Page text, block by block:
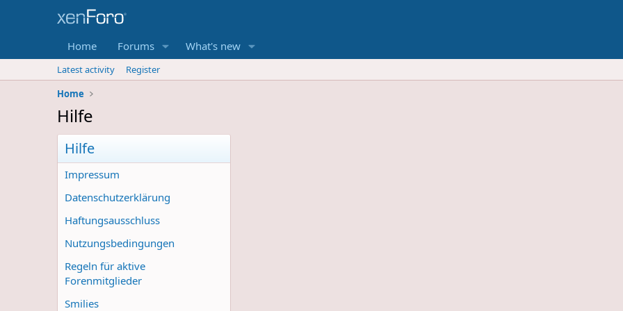
Home Forums What's new
Latest activity
Register
Home
Hilfe
Hilfe
Impressum
Datenschutzerklärung
Haftungsausschluss
Nutzungsbedingungen
Regeln für aktive
Forenmitglieder
Smilies